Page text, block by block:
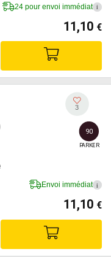
24 pour envoi immédiat i
11,10 €
3
90
PARKER
Envoi immédiat i
11,10 €